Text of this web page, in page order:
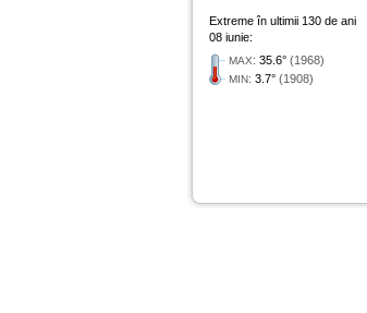
Extreme în ultimii 130 de ani
08 iunie:
MAX: 35.6° (1968)
MIN: 3.7° (1908)